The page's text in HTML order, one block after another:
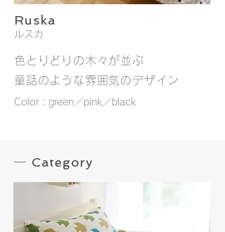
Ruska／ホワイト
Ruska／ナチュラル
Ruska／ホワイト
Ruska／ナチュラル
Ruska／ホワイト
Ruska／ナチュラル
Ruska／ホワイト
Ruska／ナチュラル
Ruska／ホワイト
Ruska／ナチュラル
Ruska／ホワイト
Ruska／ナチュラル
Ruska／ホワイト
Ruska／ナチュラル
Ruska／ホワイト
Ruska／ナチュラル
Ruska／ホワイト
Ruska／ナチュラル
Ruska／ホワイト
Ruska／ナチュラル
Ruska／ホワイト
Ruska／ナチュラル
Ruska／ホワイト
Ruska／ナチュラル
Ruska／ホワイト
Ruska／ナチュラル
Ruska／ホワイト
Ruska／ナチュラル
Ruska／ホワイト
Ruska／ナチュラル
Ruska
ルスカ
色とりどりの木々が並ぶ
童話のような雰囲気のデザイン
Color：green／pink／black
Category